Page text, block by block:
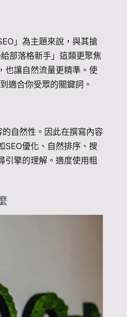
」為主題來說，與其搶
部落格新手」這類更聚焦
也讓自然流量更精準。使
適合你受眾的關鍵詞。
自然性。因此在撰寫內容
SEO優化、自然排序、搜
引擎的理解。適度使用粗